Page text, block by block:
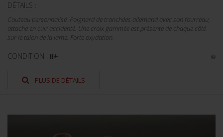
DÉTAILS :
Couteau personnalisé. Poignard de tranchées allemand avec son fourreau,
attache en cuir accidenté. Une croix gammée est présente de chaque côté
sur le talon de la lame. Forte oxydation.
CONDITION : II+
PLUS DE DÉTAILS